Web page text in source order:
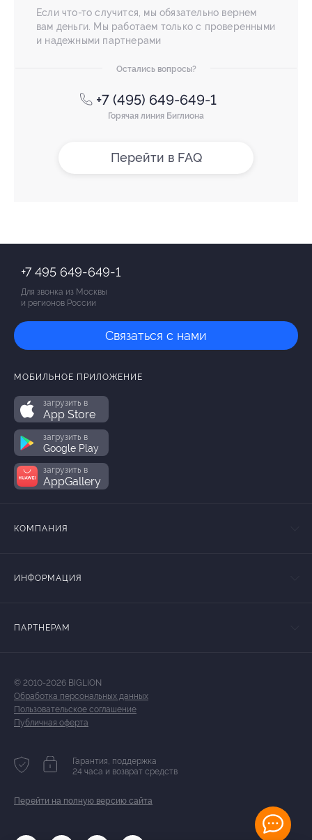
Если что-то случится, мы обязательно вернем
вам деньги. Мы работаем только с проверенными
и надежными партнерами
Остались вопросы?
+7 (495) 649-649-1
Горячая линия Биглиона
Перейти в FAQ
+7 495 649-649-1
Для звонка из Москвы
и регионов России
Связаться с нами
МОБИЛЬНОЕ ПРИЛОЖЕНИЕ
загрузить в
App Store
загрузить в
Google Play
загрузить в
AppGallery
КОМПАНИЯ
ИНФОРМАЦИЯ
ПАРТНЕРАМ
© 2010-2026 BIGLION
Обработка персональных данных
Пользовательское соглашение
Публичная оферта
Гарантия, поддержка
24 часа и возврат средств
Перейти на полную версию сайта